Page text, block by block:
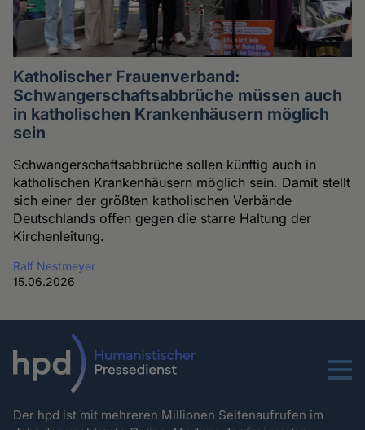
Katholischer Frauenverband:
Schwangerschaftsabbrüche müssen auch
in katholischen Krankenhäusern möglich
sein
Schwangerschaftsabbrüche sollen künftig auch in
katholischen Krankenhäusern möglich sein. Damit stellt
sich einer der größten katholischen Verbände
Deutschlands offen gegen die starre Haltung der
Kirchenleitung.
Ralf Nestmeyer
15.06.2026
Menu
Der hpd ist mit mehreren Millionen Seitenaufrufen im